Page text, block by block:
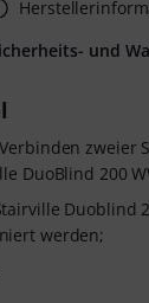
zweier
DuoBlind 200
Duoblind
werden;
und